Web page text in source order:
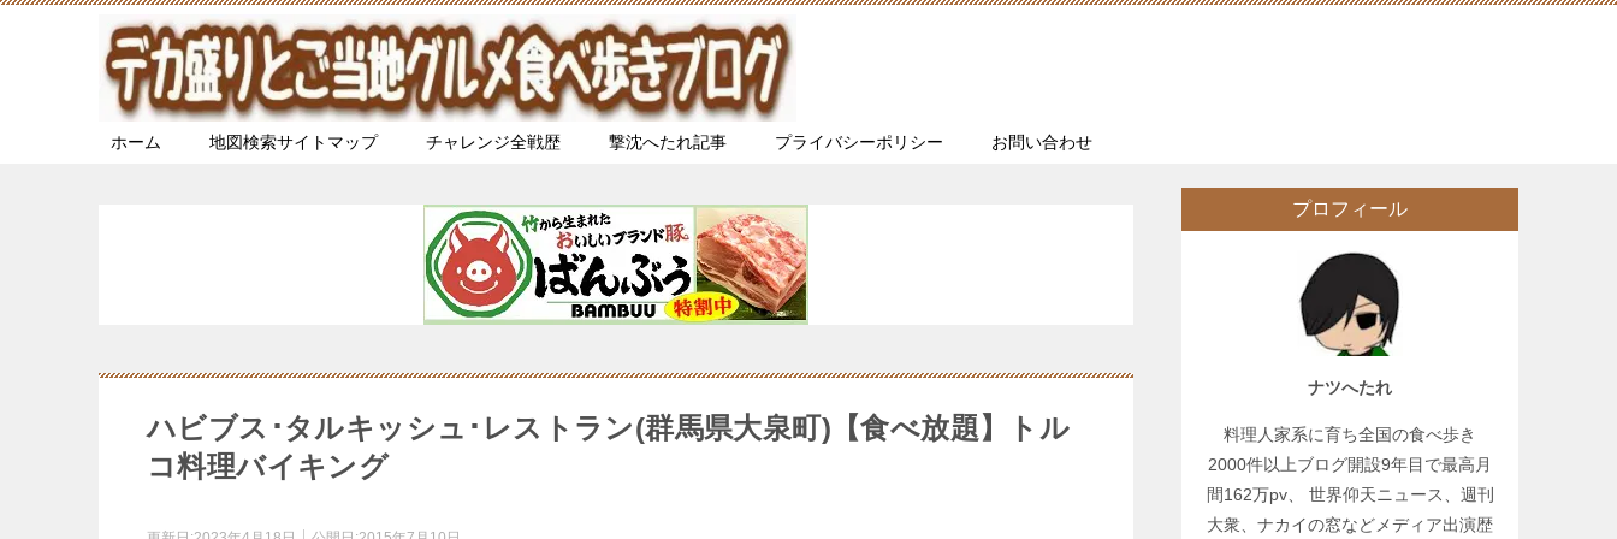
ホーム 地図検索サイトマップ チャレンジ全戦歴 撃沈へたれ記事 プライバシーポリシー お問い合わせ
ハビブス･タルキッシュ･レストラン(群馬県大泉町)【食べ放題】トル
コ料理バイキング
プロフィール
ナツへたれ
料理人家系に育ち全国の食べ歩き
2000件以上ブログ開設9年目で最高月
間162万pv、 世界仰天ニュース、週刊
大衆、ナカイの窓などメディア出演歴